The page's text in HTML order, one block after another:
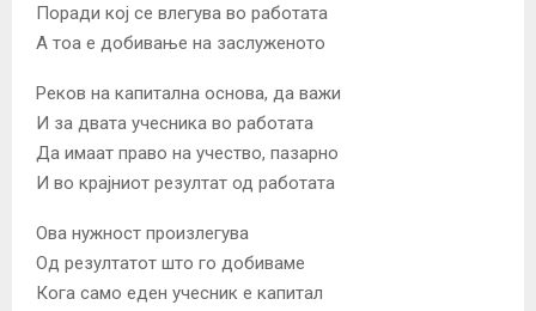
Поради кој се влегува во работата
А тоа е добивање на заслуженото
Реков на капитална основа, да важи
И за двата учесника во работата
Да имаат право на учество, пазарно
И во крајниот резултат од работата
Ова нужност произлегува
Од резултатот што го добиваме
Кога само еден учесник е капитал